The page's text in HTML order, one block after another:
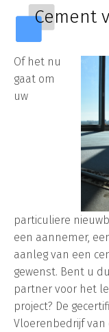
Cement
Of het nu
gaat om
uw
particuliere
een aannemer,
aanleg van een
gewenst. Bent u
partner voor het
project? De
Vloerenbedrijf van